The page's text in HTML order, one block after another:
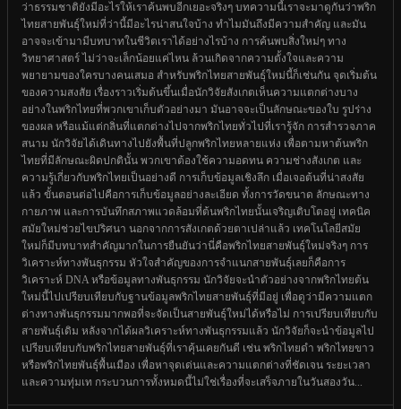
ว่าธรรมชาติยังมีอะไรให้เราค้นพบอีกเยอะจริงๆ บทความนี้เราจะมาดูกันว่าพริก
ไทยสายพันธุ์ใหม่ที่ว่านี้มีอะไรน่าสนใจบ้าง ทำไมมันถึงมีความสำคัญ และมัน
อาจจะเข้ามามีบทบาทในชีวิตเราได้อย่างไรบ้าง การค้นพบสิ่งใหม่ๆ ทาง
วิทยาศาสตร์ ไม่ว่าจะเล็กน้อยแค่ไหน ล้วนเกิดจากความตั้งใจและความ
พยายามของใครบางคนเสมอ สำหรับพริกไทยสายพันธุ์ใหม่นี้ก็เช่นกัน จุดเริ่มต้น
ของความสงสัย เรื่องราวเริ่มต้นขึ้นเมื่อนักวิจัยสังเกตเห็นความแตกต่างบาง
อย่างในพริกไทยที่พวกเขาเก็บตัวอย่างมา มันอาจจะเป็นลักษณะของใบ รูปร่าง
ของผล หรือแม้แต่กลิ่นที่แตกต่างไปจากพริกไทยทั่วไปที่เรารู้จัก การสำรวจภาค
สนาม นักวิจัยได้เดินทางไปยังพื้นที่ปลูกพริกไทยหลายแห่ง เพื่อตามหาต้นพริก
ไทยที่มีลักษณะผิดปกตินั้น พวกเขาต้องใช้ความอดทน ความช่างสังเกต และ
ความรู้เกี่ยวกับพริกไทยเป็นอย่างดี การเก็บข้อมูลเชิงลึก เมื่อเจอต้นที่น่าสงสัย
แล้ว ขั้นตอนต่อไปคือการเก็บข้อมูลอย่างละเอียด ทั้งการวัดขนาด ลักษณะทาง
กายภาพ และการบันทึกสภาพแวดล้อมที่ต้นพริกไทยนั้นเจริญเติบโตอยู่ เทคนิค
สมัยใหม่ช่วยไขปริศนา นอกจากการสังเกตด้วยตาเปล่าแล้ว เทคโนโลยีสมัย
ใหม่ก็มีบทบาทสำคัญมากในการยืนยันว่านี่คือพริกไทยสายพันธุ์ใหม่จริงๆ การ
วิเคราะห์ทางพันธุกรรม หัวใจสำคัญของการจำแนกสายพันธุ์เลยก็คือการ
วิเคราะห์ DNA หรือข้อมูลทางพันธุกรรม นักวิจัยจะนำตัวอย่างจากพริกไทยต้น
ใหม่นี้ไปเปรียบเทียบกับฐานข้อมูลพริกไทยสายพันธุ์ที่มีอยู่ เพื่อดูว่ามีความแตก
ต่างทางพันธุกรรมมากพอที่จะจัดเป็นสายพันธุ์ใหม่ได้หรือไม่ การเปรียบเทียบกับ
สายพันธุ์เดิม หลังจากได้ผลวิเคราะห์ทางพันธุกรรมแล้ว นักวิจัยก็จะนำข้อมูลไป
เปรียบเทียบกับพริกไทยสายพันธุ์ที่เราคุ้นเคยกันดี เช่น พริกไทยดำ พริกไทยขาว
หรือพริกไทยพันธุ์พื้นเมือง เพื่อหาจุดเด่นและความแตกต่างที่ชัดเจน ระยะเวลา
และความทุ่มเท กระบวนการทั้งหมดนี้ไม่ใช่เรื่องที่จะเสร็จภายในวันสองวัน...